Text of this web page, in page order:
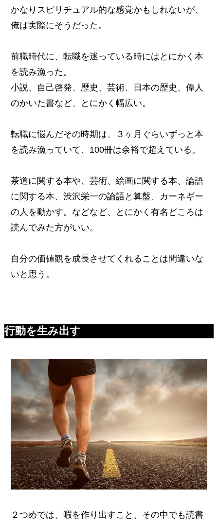
かなりスピリチュアル的な感覚かもしれないが、
俺は実際にそうだった。
前職時代に、転職を迷っている時にはとにかく本
を読み漁った。
小説、自己啓発、歴史、芸術、日本の歴史、偉人
のかいた書など、とにかく幅広い。
転職に悩んだその時期は、３ヶ月ぐらいずっと本
を読み漁っていて、100冊は余裕で超えている。
茶道に関する本や、芸術、絵画に関する本、論語
に関する本、渋沢栄一の論語と算盤、カーネギー
の人を動かす。などなど、とにかく有名どころは
読んでみた方がいい。
自分の価値観を成長させてくれることは間違いな
いと思う。
行動を生み出す
２つめでは、暇を作り出すこと、その中でも読書